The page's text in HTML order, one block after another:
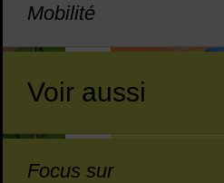
Mobilité
Voir aussi
Focus sur
Multi-